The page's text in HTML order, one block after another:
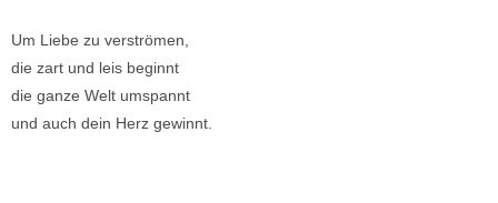
Um Liebe zu verströmen,
die zart und leis beginnt
die ganze Welt umspannt
und auch dein Herz gewinnt.